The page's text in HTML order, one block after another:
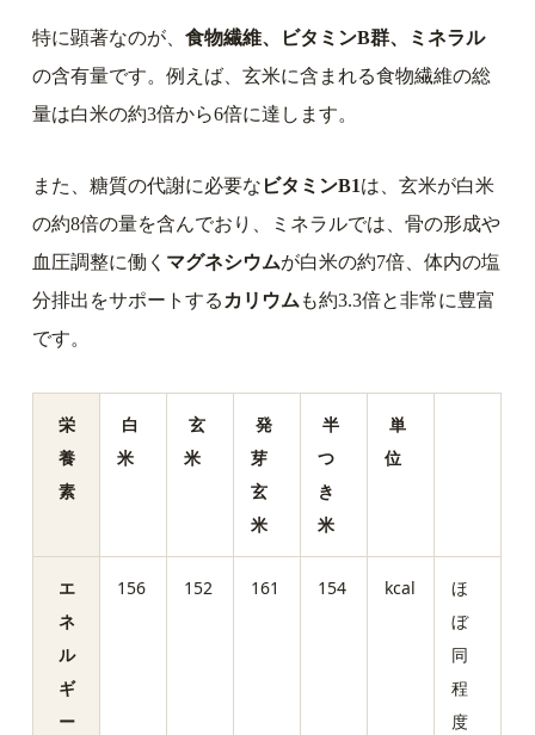
特に顕著なのが、食物繊維、ビタミンB群、ミネラル
の含有量です。例えば、玄米に含まれる食物繊維の総
量は白米の約3倍から6倍に達します。
また、糖質の代謝に必要な ビタミンB1は、玄米が白米
の約8倍の量を含んでおり、ミネラルでは、骨の形成や
血圧調整に働く マグネシウムが白米の約7倍、体内の塩
分排出をサポートする カリウム も約3.3倍と非常に豊富
です。
栄
養
素
白
米
玄
米
発
芽
玄
米
半
つ
き
米
単
位
エ
ネ
ル
ギ
ー
156 152 161 154 kcal
ほ
ぼ
同
程
度